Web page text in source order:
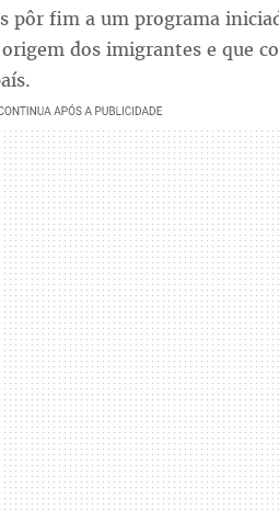
pôr fim a um programa
dos imigrantes e que